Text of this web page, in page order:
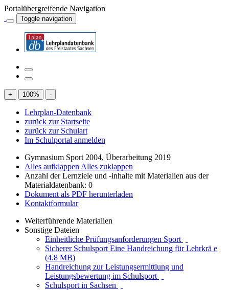
Portalübergreifende Navigation
Toggle navigation
+ 100% -
Lehrplan-Datenbank
zurück zur Startseite
zurück zur Schulart
Im Schulportal anmelden
Gymnasium Sport 2004, Überarbeitung 2019
Alles aufklappen Alles zuklappen
Anzahl der Lernziele und -inhalte mit Materialien aus der
Materialdatenbank: 0
Dokument als PDF herunterladen
Kontaktformular
Weiterführende Materialien
Sonstige Dateien
Einheitliche Prüfungsanforderungen Sport
Sicherer Schulsport Eine Handreichung für Lehrkrä e
(4.8 MB)
Handreichung zur Leistungsermittlung und
Leistungsbewertung im Schulsport
Schulsport in Sachsen